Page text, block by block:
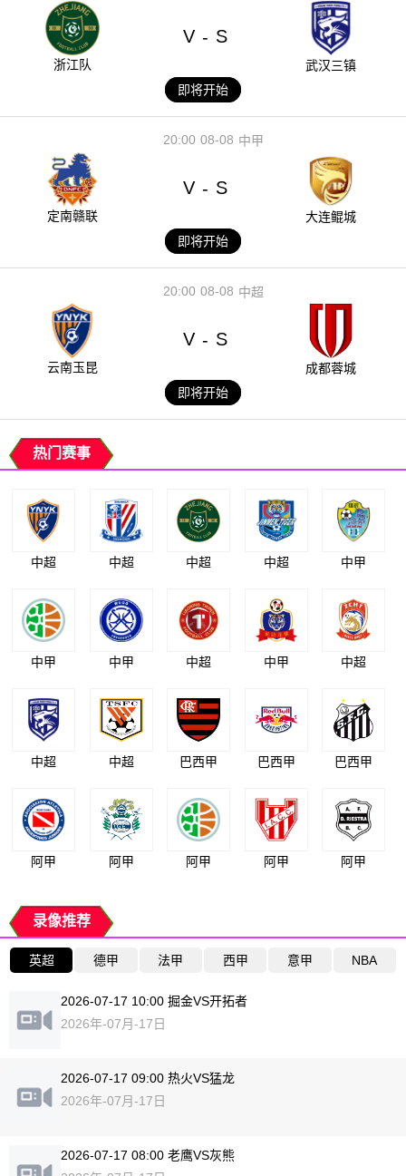
浙江队
V - S
武汉三镇
即将开始
08-08
20:00 中甲
定南赣联
V - S
大连鲲城
即将开始
08-08
20:00 中超
云南玉昆
V - S
成都蓉城
即将开始
热门赛事
中超 中超 中超 中超 中甲
中甲 中甲 中超 中甲 中超
中超 中超 巴西甲 巴西甲 巴西甲
阿甲 阿甲 阿甲 阿甲 阿甲
录像推荐
英超 德甲 法甲 西甲 意甲 NBA
2026-07-17 10:00 掘金VS开拓者
2026年-07月-17日
2026-07-17 09:00 热火VS猛龙
2026年-07月-17日
2026-07-17 08:00 老鹰VS灰熊